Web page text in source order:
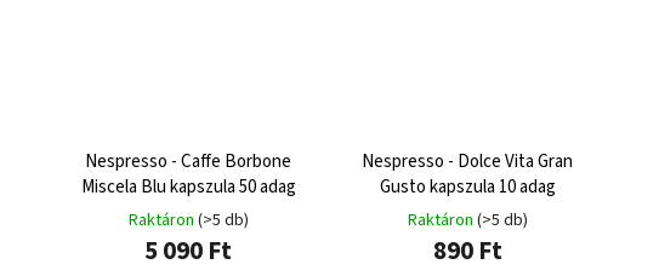
Nespresso - Caffe Borbone
Miscela Blu kapszula 50 adag
Raktáron (>5 db)
5 090 Ft
Nespresso - Dolce Vita Gran
Gusto kapszula 10 adag
Raktáron (>5 db)
890 Ft